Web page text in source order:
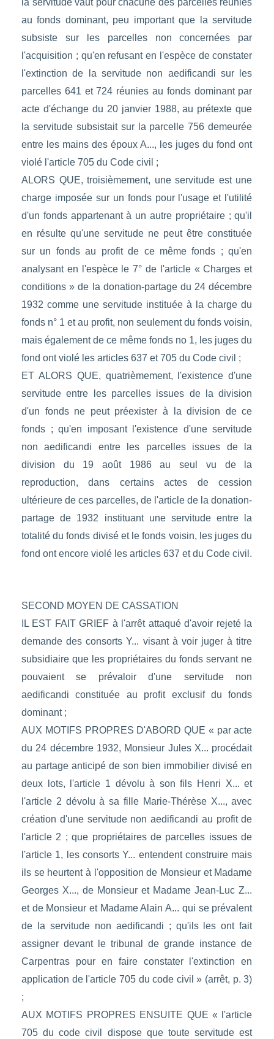
la servitude vaut pour chacune des parcelles réunies
au fonds dominant, peu important que la servitude
subsiste sur les parcelles non concernées par
l'acquisition ; qu'en refusant en l'espèce de constater
l'extinction de la servitude non aedificandi sur les
parcelles 641 et 724 réunies au fonds dominant par
acte d'échange du 20 janvier 1988, au prétexte que
la servitude subsistait sur la parcelle 756 demeurée
entre les mains des époux A..., les juges du fond ont
violé l'article 705 du Code civil ;
ALORS QUE, troisièmement, une servitude est une
charge imposée sur un fonds pour l'usage et l'utilité
d'un fonds appartenant à un autre propriétaire ; qu'il
en résulte qu'une servitude ne peut être constituée
sur un fonds au profit de ce même fonds ; qu'en
analysant en l'espèce le 7° de l'article « Charges et
conditions » de la donation-partage du 24 décembre
1932 comme une servitude instituée à la charge du
fonds n° 1 et au profit, non seulement du fonds voisin,
mais également de ce même fonds no 1, les juges du
fond ont violé les articles 637 et 705 du Code civil ;
ET ALORS QUE, quatrièmement, l'existence d'une
servitude entre les parcelles issues de la division
d'un fonds ne peut préexister à la division de ce
fonds ; qu'en imposant l'existence d'une servitude
non aedificandi entre les parcelles issues de la
division du 19 août 1986 au seul vu de la
reproduction, dans certains actes de cession
ultérieure de ces parcelles, de l'article de la donation-
partage de 1932 instituant une servitude entre la
totalité du fonds divisé et le fonds voisin, les juges du
fond ont encore violé les articles 637 et du Code civil.
SECOND MOYEN DE CASSATION
IL EST FAIT GRIEF à l'arrêt attaqué d'avoir rejeté la
demande des consorts Y... visant à voir juger à titre
subsidiaire que les propriétaires du fonds servant ne
pouvaient se prévaloir d'une servitude non
aedificandi constituée au profit exclusif du fonds
dominant ;
AUX MOTIFS PROPRES D'ABORD QUE « par acte
du 24 décembre 1932, Monsieur Jules X... procédait
au partage anticipé de son bien immobilier divisé en
deux lots, l'article 1 dévolu à son fils Henri X... et
l'article 2 dévolu à sa fille Marie-Thérèse X..., avec
création d'une servitude non aedificandi au profit de
l'article 2 ; que propriétaires de parcelles issues de
l'article 1, les consorts Y... entendent construire mais
ils se heurtent à l'opposition de Monsieur et Madame
Georges X..., de Monsieur et Madame Jean-Luc Z...
et de Monsieur et Madame Alain A... qui se prévalent
de la servitude non aedificandi ; qu'ils les ont fait
assigner devant le tribunal de grande instance de
Carpentras pour en faire constater l'extinction en
application de l'article 705 du code civil » (arrêt, p. 3)
;
AUX MOTIFS PROPRES ENSUITE QUE « l'article
705 du code civil dispose que toute servitude est